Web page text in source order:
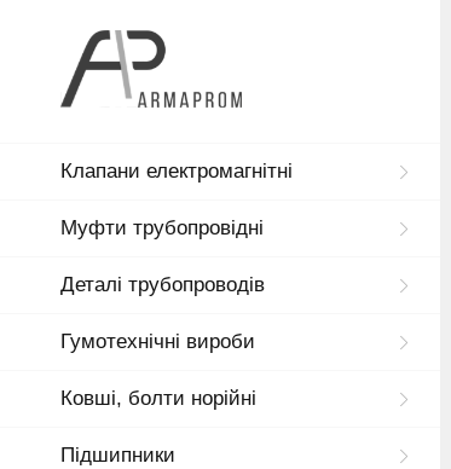
Клапани електромагнітні
Муфти трубопровідні
Деталі трубопроводів
Гумотехнічні вироби
Ковші, болти норійні
Підшипники